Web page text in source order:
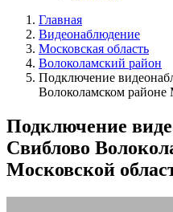
Главная
Видеонаблюдение
Московская область
Волоколамский район
Подключение
Волоколамском районе
Подключение
Свиблово
Московской